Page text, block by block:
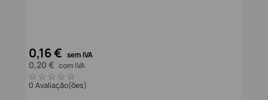
0,16 € sem IVA
0,20 € com IVA
0 Avaliação(ões)